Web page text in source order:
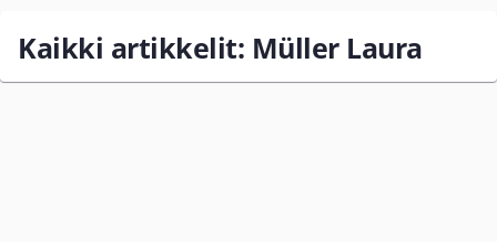
Kaikki artikkelit: Müller Laura